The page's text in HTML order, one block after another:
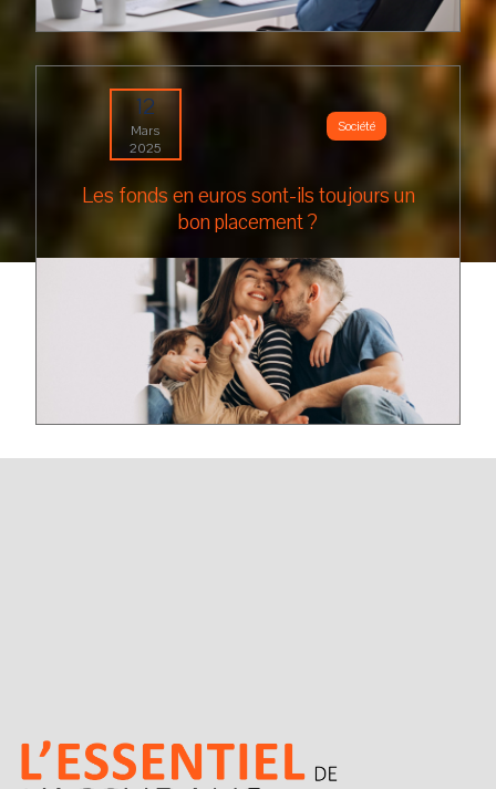
12
Mars
2025
Société
Les fonds en euros sont-ils toujours un
bon placement ?